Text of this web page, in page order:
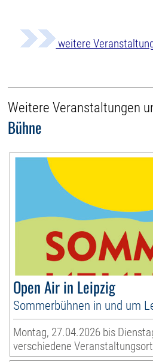
weitere
Weitere Veranstaltungen
Bühne
Open Air in Leipzig
Sommerbühnen in und um
Montag, 27.04.2026 bis
verschiedene